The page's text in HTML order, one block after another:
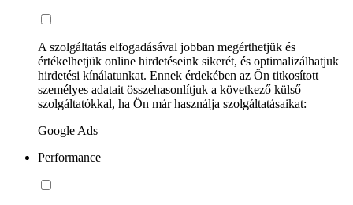
A szolgáltatás elfogadásával jobban megérthetjük és
értékelhetjük online hirdetéseink sikerét, és optimalizálhatjuk
hirdetési kínálatunkat. Ennek érdekében az Ön titkosított
személyes adatait összehasonlítjuk a következő külső
szolgáltatókkal, ha Ön már használja szolgáltatásaikat:
Google Ads
Performance